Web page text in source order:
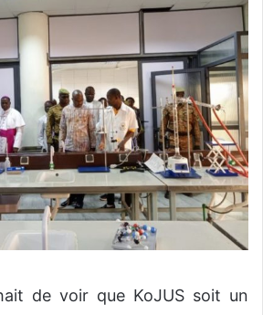
de voir que KoJUS soit un